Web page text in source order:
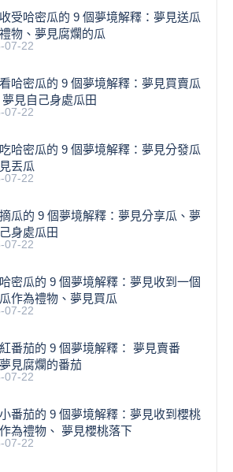
受哈密瓜的 9 個夢境解釋：夢見送瓜
物、夢見腐爛的瓜
07-22
哈密瓜的 9 個夢境解釋：夢見買賣瓜
夢見自己身處瓜田
07-22
哈密瓜的 9 個夢境解釋：夢見分發瓜
丟瓜
07-22
瓜的 9 個夢境解釋：夢見分享瓜、夢
身處瓜田
07-22
密瓜的 9 個夢境解釋：夢見收到一個
作為禮物、夢見買瓜
07-22
番茄的 9 個夢境解釋： 夢見賣番
見腐爛的番茄
07-22
番茄的 9 個夢境解釋：夢見收到櫻桃
為禮物、 夢見櫻桃落下
07-22